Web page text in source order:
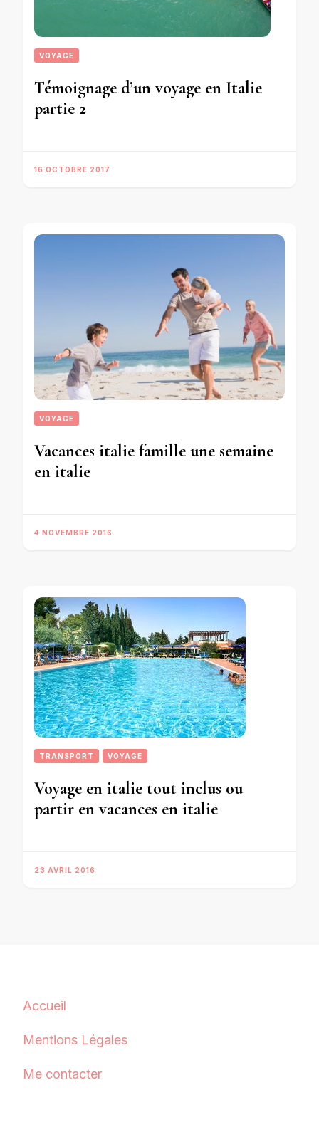
VOYAGE
Témoignage d’un voyage en Italie
partie 2
16 OCTOBRE 2017
VOYAGE
Vacances italie famille une semaine
en italie
4 NOVEMBRE 2016
TRANSPORT VOYAGE
Voyage en italie tout inclus ou
partir en vacances en italie
23 AVRIL 2016
Accueil
Mentions Légales
Me contacter